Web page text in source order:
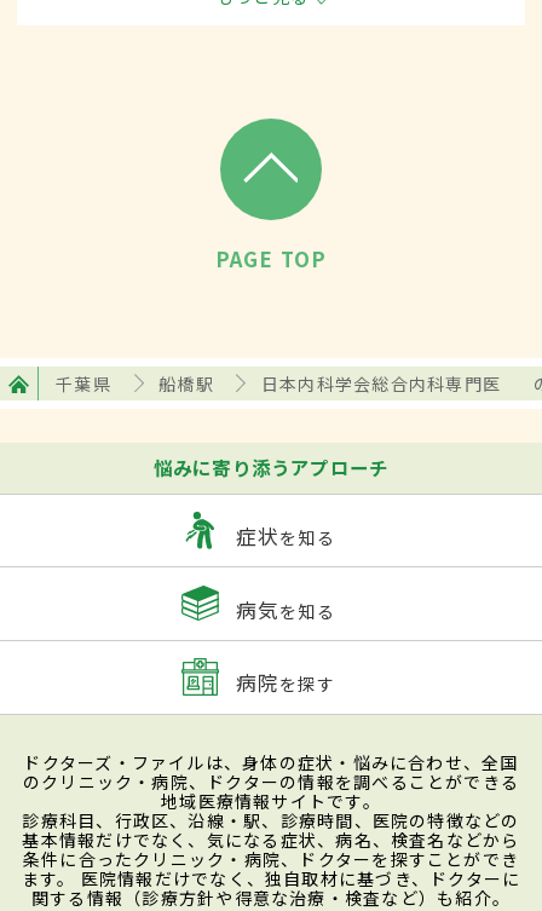
による新しい住宅が混在。大型商業施設も多く進出して
PAGE TOP
千葉県 船橋駅 日本内科学会総合内科専門医
悩みに寄り添うアプローチ
症状を知る
病気を知る
病院を探す
ドクターズ・ファイルは、身体の症状・悩みに合わせ、全国
のクリニック・病院、ドクターの情報を調べることができる
地域医療情報サイトです。
診療科目、行政区、沿線・駅、診療時間、医院の特徴などの
基本情報だけでなく、気になる症状、病名、検査名などから
条件に合ったクリニック・病院、ドクターを探すことができ
ます。 医院情報だけでなく、独自取材に基づき、ドクターに
関する情報（診療方針や得意な治療・検査など）も紹介。